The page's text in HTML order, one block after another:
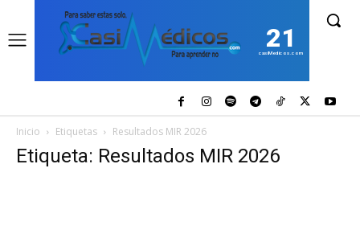
21
casiMedicos.com
Inicio Etiquetas Resultados MIR 2026
Etiqueta: Resultados MIR 2026